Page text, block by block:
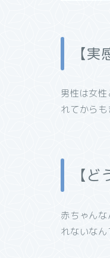
【実
男性は女
れてからも
【
赤ちゃん
れないな